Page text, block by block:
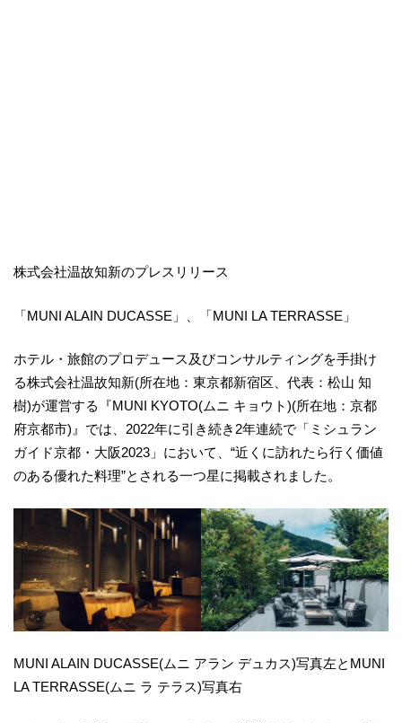
株式会社温故知新のプレスリリース
「MUNI ALAIN DUCASSE」、「MUNI LA TERRASSE」
ホテル・旅館のプロデュース及びコンサルティングを手掛け
る株式会社温故知新(所在地：東京都新宿区、代表：松山 知
樹)が運営する『MUNI KYOTO(ムニ キョウト)(所在地：京都
府京都市)』では、2022年に引き続き2年連続で「ミシュラン
ガイド京都・大阪2023」において、“近くに訪れたら行く価値
のある優れた料理”とされる一つ星に掲載されました。
MUNI ALAIN DUCASSE(ムニ アラン デュカス)写真左とMUNI
LA TERRASSE(ムニ ラ テラス)写真右